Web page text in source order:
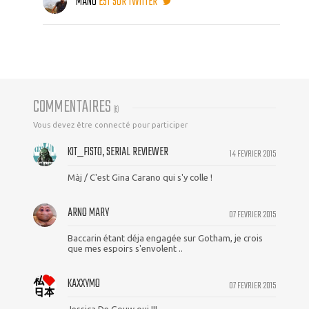
COMMENTAIRES (6)
Vous devez être connecté pour participer
14 FEVRIER 2015
KIT_FISTO, SERIAL REVIEWER
Màj / C'est Gina Carano qui s'y colle !
07 FEVRIER 2015
ARNO MARY
Baccarin étant déja engagée sur Gotham, je crois
que mes espoirs s'envolent ..
07 FEVRIER 2015
KAXXYMO